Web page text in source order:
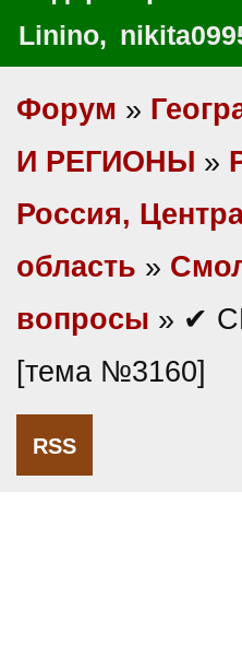
Linino,
Форум »
И РЕГИОНЫ »
Россия,
область »
вопросы » ✔
[тема №3160]
RSS